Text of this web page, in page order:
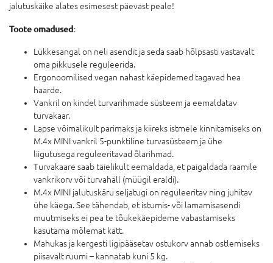
jalutuskäike alates esimesest päevast peale!
Toote omadused:
Lükkesangal on neli asendit ja seda saab hõlpsasti vastavalt
oma pikkusele reguleerida.
Ergonoomilised vegan nahast käepidemed tagavad hea
haarde.
Vankril on kindel turvarihmade süsteem ja eemaldatav
turvakaar.
Lapse võimalikult parimaks ja kiireks istmele kinnitamiseks on
M.4x MINI vankril 5-punktiline turvasüsteem ja ühe
liigutusega reguleeritavad õlarihmad.
Turvakaare saab täielikult eemaldada, et paigaldada raamile
vankrikorv või turvahäll (müügil eraldi).
M.4x MINI jalutuskäru seljatugi on reguleeritav ning juhitav
ühe käega. See tähendab, et istumis- või lamamisasendi
muutmiseks ei pea te tõukekäepideme vabastamiseks
kasutama mõlemat kätt.
Mahukas ja kergesti ligipääsetav ostukorv annab ostlemiseks
piisavalt ruumi – kannatab kuni 5 kg.